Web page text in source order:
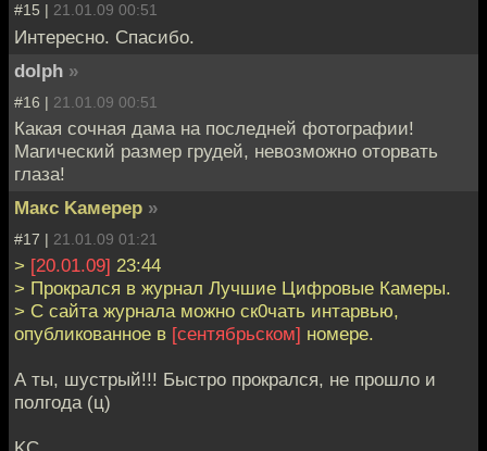
#15 | 21.01.09 00:51
Интересно. Спасибо.
dolph »
#16 | 21.01.09 00:51
Какая сочная дама на последней фотографии!
Магический размер грудей, невозможно оторвать
глаза!
Mакс Kамерер »
#17 | 21.01.09 01:21
> [20.01.09] 23:44
> Прокрался в журнал Лучшие Цифровые Камеры.
> С сайта журнала можно ск0чать интарвью,
опубликованное в [сентябрьском] номере.
А ты, шустрый!!! Быстро прокрался, не прошло и
полгода (ц)